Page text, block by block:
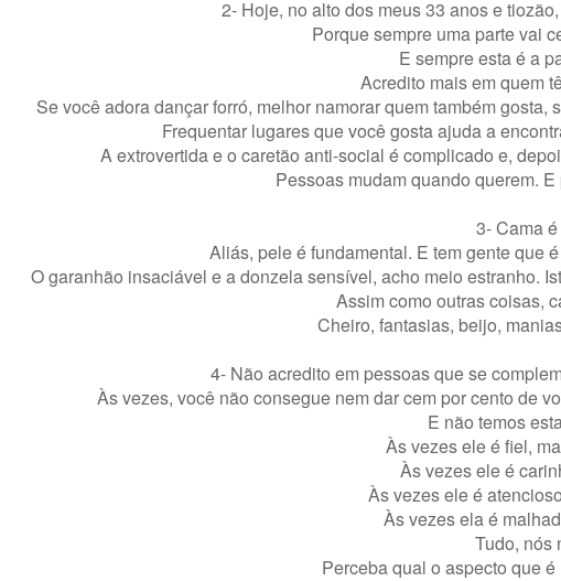
2- Hoje, no alto dos meus 33 anos e
Porque sempre uma parte vai
E sempre esta é a
Acredito mais em quem
Se você adora dançar forró, melhor namorar quem também
Frequentar lugares que você gosta ajuda a
A extrovertida e o caretão anti-social é complicado e,
Pessoas mudam quando querem.
3- Cama
Aliás, pele é fundamental. E tem gente que
O garanhão insaciável e a donzela sensível, acho meio estranho.
Assim como outras coisas,
Cheiro, fantasias, beijo,
4- Não acredito em pessoas que se
Às vezes, você não consegue nem dar cem por cento de
E não temos
Às vezes ele é fiel,
Às vezes ele é
Às vezes ele é
Às vezes ela é
Tudo, nós
Perceba qual o aspecto que